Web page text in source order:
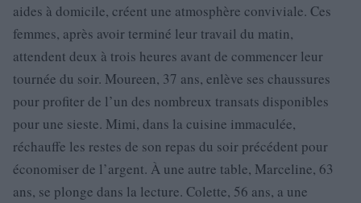
aides à domicile, créent une atmosphère conviviale. Ces
femmes, après avoir terminé leur travail du matin,
attendent deux à trois heures avant de commencer leur
tournée du soir. Moureen, 37 ans, enlève ses chaussures
pour profiter de l’un des nombreux transats disponibles
pour une sieste. Mimi, dans la cuisine immaculée,
réchauffe les restes de son repas du soir précédent pour
économiser de l’argent. À une autre table, Marceline, 63
ans, se plonge dans la lecture. Colette, 56 ans, a une